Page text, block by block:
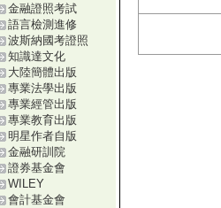
金融證照考試
語言檢測進修
波斯納國考證照
知識達文化
大陸簡體出版
專業法學出版
專業經管出版
專業教育出版
明星作者自版
金融研訓院
證券基金會
WILEY
會計基金會